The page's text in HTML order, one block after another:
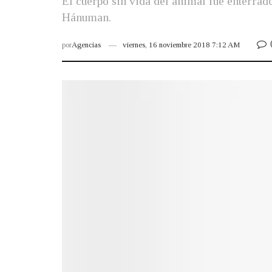
Hánuman.
porAgencias viernes, 16 noviembre 2018 7:12 AM